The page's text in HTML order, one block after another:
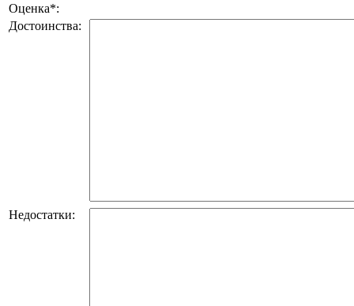
Оценка*:
Достоинства:
Недостатки: